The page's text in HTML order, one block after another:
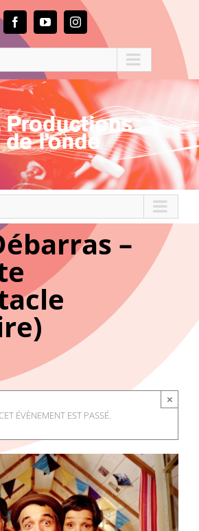
FacebookYouTubeInstagram
–
CET ÉVÈNEMENT EST PASSÉ.
×